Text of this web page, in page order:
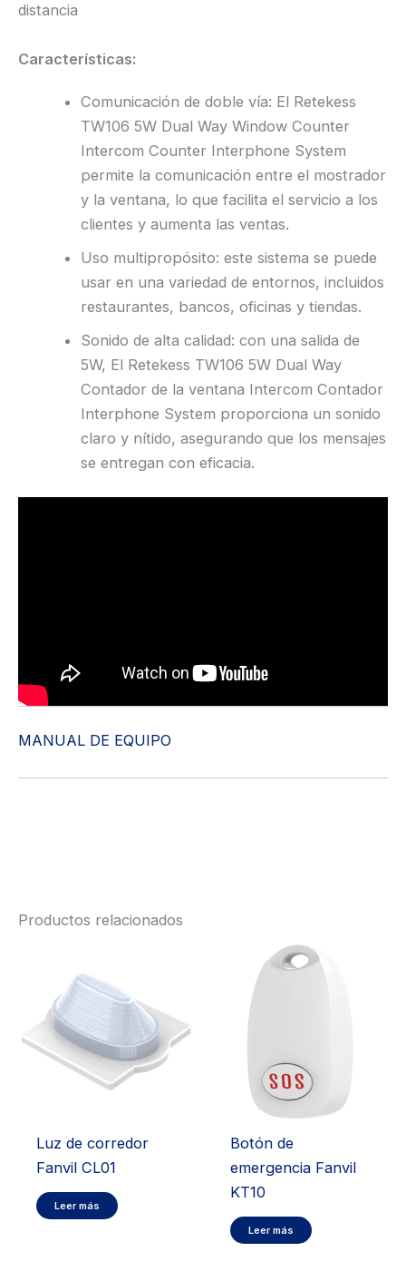
distancia
Características:
Comunicación de doble vía: El Retekess
TW106 5W Dual Way Window Counter
Intercom Counter Interphone System
permite la comunicación entre el mostrador
y la ventana, lo que facilita el servicio a los
clientes y aumenta las ventas.
Uso multipropósito: este sistema se puede
usar en una variedad de entornos, incluidos
restaurantes, bancos, oficinas y tiendas.
Sonido de alta calidad: con una salida de
5W, El Retekess TW106 5W Dual Way
Contador de la ventana Intercom Contador
Interphone System proporciona un sonido
claro y nítido, asegurando que los mensajes
se entregan con eficacia.
MANUAL DE EQUIPO
Productos relacionados
Luz de corredor
Fanvil CL01
Leer más
Botón de
emergencia Fanvil
KT10
Leer más